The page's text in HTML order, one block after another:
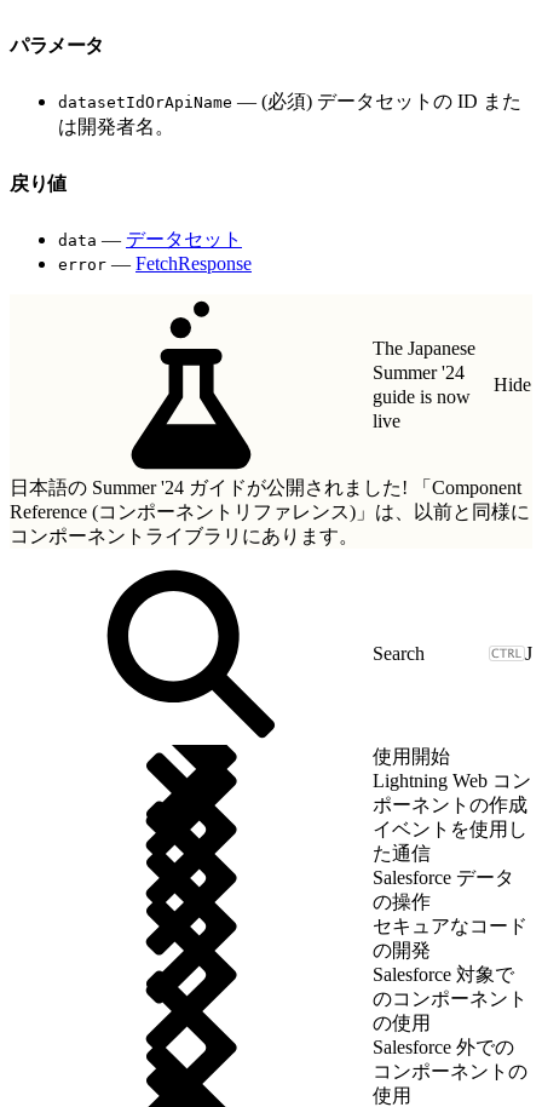
パラメータ
datasetIdOrApiName — (必須) データセットの ID また
は開発者名。
戻り値
data — データセット
error — FetchResponse
The Japanese
Summer '24
guide is now
live
Hide
日本語の Summer '24 ガイドが公開されました!
「Component
Reference (コンポーネントリファレンス)」 は、以前と同様に
コンポーネントライブラリにあります。
J
使用開始
Lightning Web コン
ポーネントの作成
イベントを使用し
た通信
Salesforce データ
の操作
セキュアなコード
の開発
Salesforce 対象で
のコンポーネント
の使用
Salesforce 外での
コンポーネントの
使用